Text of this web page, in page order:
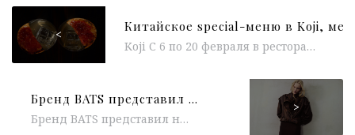
<
Koji С 6 по 20 февраля в ресторане Koji действует special-меню в честь китайского Нового года от тандема шеф-повара Василия...
Бренд BATS представил коллекцию SS`24
Бренд BATS представил новую коллекцию Весна-Лето 2024. Основной идеей стала концепция «Timeless elegance», в рамках которой классические модели были переосмыслены...
>